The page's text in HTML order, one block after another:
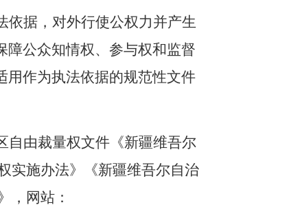
依据，对外行使公权力并产生
障公众知情权、参与权和监督
用作为执法依据的规范性文件
自由裁量权文件《新疆维吾尔
实施办法》《新疆维吾尔自治
，网站：